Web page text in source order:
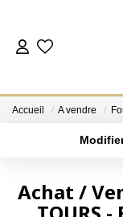
Accueil A vendre
Surface min
Achat /